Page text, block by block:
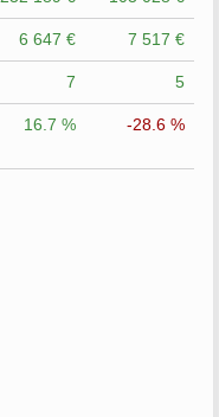
6 647 € 7 517 €
7 5
16.7 % -28.6 %